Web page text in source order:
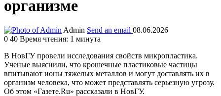
организме
Admin Send an email 08.06.2026
0 40 Время чтения: 1 минута
В НовГУ провели исследования свойств микропластика.
Ученые выяснили, что крошечные пластиковые частицы
впитывают ионы тяжелых металлов и могут доставлять их в
организм человека, что может представлять серьезную угрозу.
Об этом «Газете.Ru» рассказали в НовГУ.